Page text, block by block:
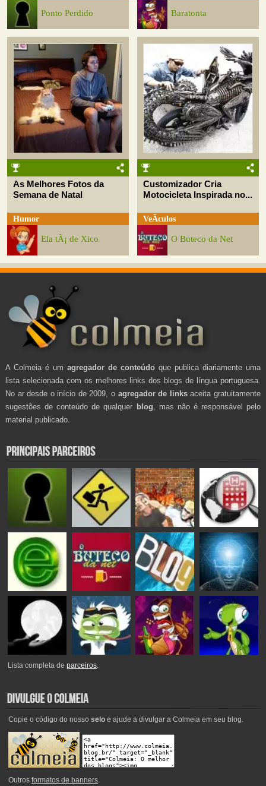
Ponto Perdido Baratonta
As Melhores Fotos da
Semana de Natal
Humor
Ela tÃ¡ de Xico
Customizador Cria
Motocicleta Inspirada no...
VeÃ­culos
O Buteco da Net
A Colmeia é um agregador de conteúdo que publica diariamente uma
lista selecionada com os melhores links dos blogs de língua portuguesa.
No ar desde o início de 2009, o agregador de linksaceita gratuitamente
sugestões de conteúdo de qualquer blog , mas não é responsável pelo
material publicado.
Lista completa deparceiros.
Copie o código do nosso seloe ajude a divulgar a Colmeia em seu blog.
Outros formatos de banners.